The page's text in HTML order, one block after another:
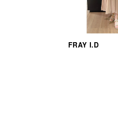
FRAY I.D